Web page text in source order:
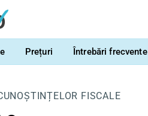
Prețuri Întrebări frecvente
FISCALE